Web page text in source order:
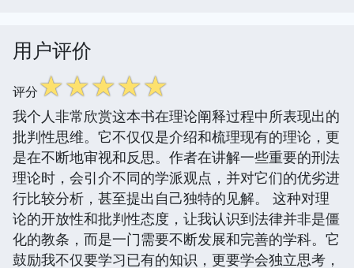
用户评价
评分☆☆☆☆☆
我个人非常欣赏这本书在理论阐释过程中所表现出的
批判性思维。它不仅仅是介绍和梳理现有的理论，更
是在不断地审视和反思。作者在讲解一些重要的刑法
理论时，会引介不同的学派观点，并对它们的优劣进
行比较分析，甚至提出自己独特的见解。 这种对理
论的开放性和批判性态度，让我认识到法律并非是僵
化的教条，而是一门需要不断发展和完善的学科。它
鼓励我不仅要学习已有的知识，更要学会独立思考，